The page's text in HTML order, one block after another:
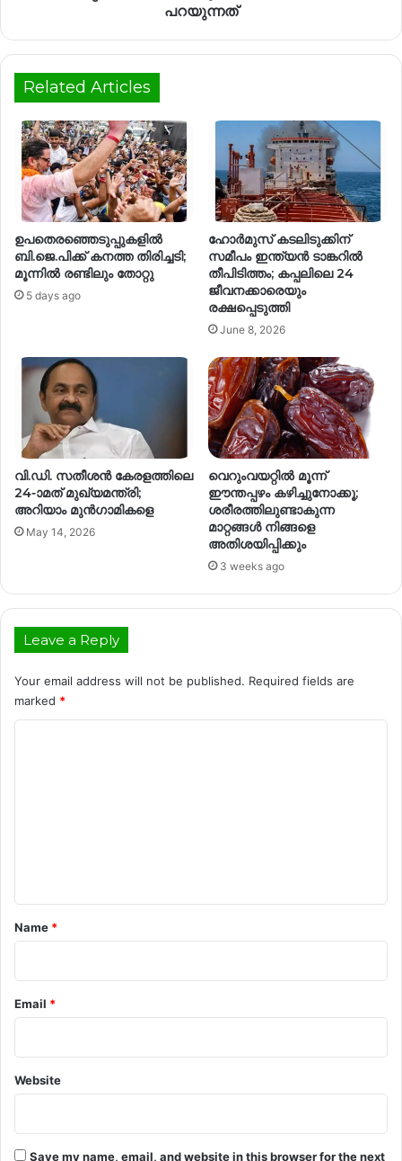
പറയുന്നത്
Related Articles
ഉപതെരഞ്ഞെടുപ്പുകളിൽ
ബി.ജെ.പിക്ക് കനത്ത തിരിച്ചടി;
മൂന്നിൽ രണ്ടിലും തോറ്റു
5 days ago
ഹോര്‍മുസ് കടലിടുക്കിന്
സമീപം ഇന്ത്യന്‍ ടാങ്കറില്‍
തീപിടിത്തം; കപ്പലിലെ 24
ജീവനക്കാരെയും
രക്ഷപ്പെടുത്തി
June 8, 2026
വി.ഡി. സതീശൻ കേരളത്തിലെ
24-ാമത് മുഖ്യമന്ത്രി;
അറിയാം മുൻഗാമികളെ
May 14, 2026
വെറുംവയറ്റിൽ മൂന്ന്
ഈന്തപ്പഴം കഴിച്ചുനോക്കൂ;
ശരീരത്തിലുണ്ടാകുന്ന
മാറ്റങ്ങൾ നിങ്ങളെ
അതിശയിപ്പിക്കും
3 weeks ago
Leave a Reply
Your email address will not be published. Required fields are
marked *
*
Name *
Email *
Website
Save my name, email, and website in this browser for the next